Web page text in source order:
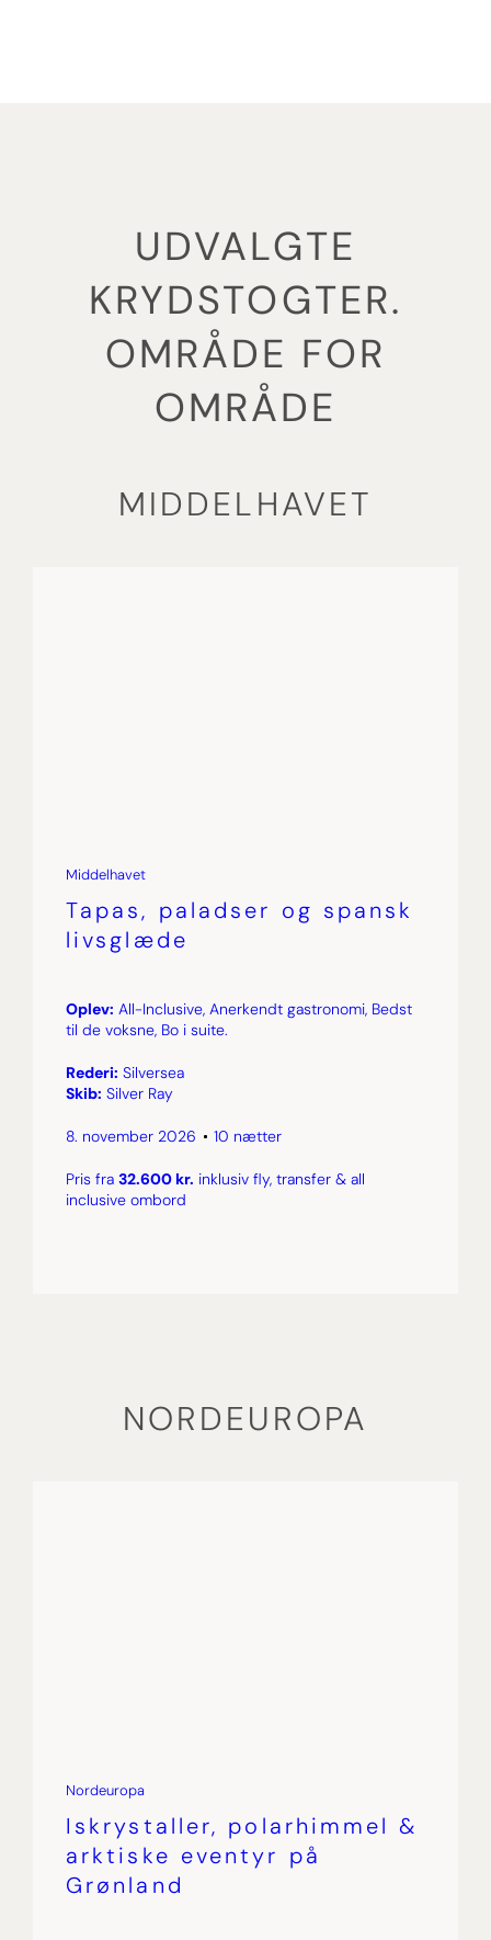
UDVALGTE
KRYDSTOGTER.
OMRÅDE FOR
OMRÅDE
MIDDELHAVET
Middelhavet
Tapas, paladser og spansk
livsglæde
Oplev: All-Inclusive, Anerkendt gastronomi, Bedst
til de voksne, Bo i suite.
Rederi: Silversea
Skib: Silver Ray
8. november 2026 10 nætter
Pris fra 32.600 kr. inklusiv fly, transfer & all
inclusive ombord
NORDEUROPA
Nordeuropa
Iskrystaller, polarhimmel &
arktiske eventyr på
Grønland